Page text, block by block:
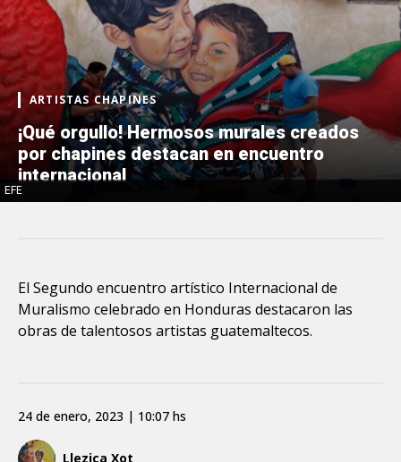
EFE
ARTISTAS CHAPINES
¡Qué orgullo! Hermosos murales creados
por chapines destacan en encuentro
internacional
El Segundo encuentro artístico Internacional de
Muralismo celebrado en Honduras destacaron las
obras de talentosos artistas guatemaltecos.
Llezica Xot
24 de enero, 2023 | 10:07 hs